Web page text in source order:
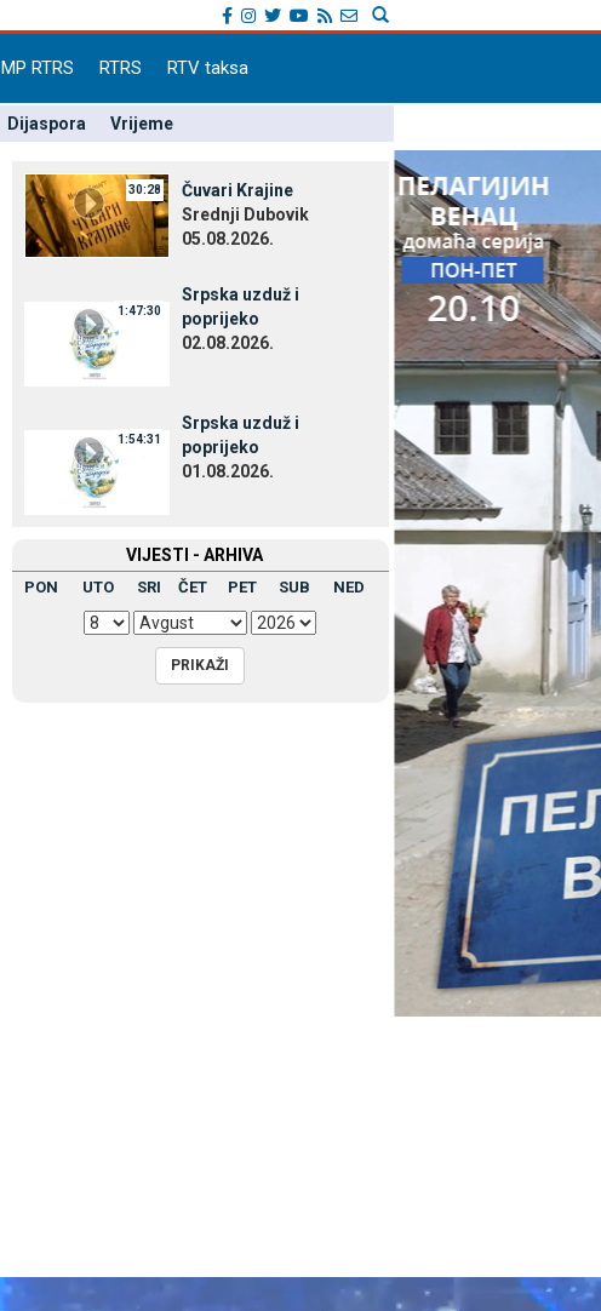
MP RTRS RTRS RTV taksa
Dijaspora Vrijeme
30:28
Čuvari Krajine
Srednji Dubovik
05.08.2026.
1:47:30
Srpska uzduž i
poprijeko
02.08.2026.
1:54:31
Srpska uzduž i
poprijeko
01.08.2026.
VIЈESTI - ARHIVA
PON UTO SRI ČET PET SUB NED